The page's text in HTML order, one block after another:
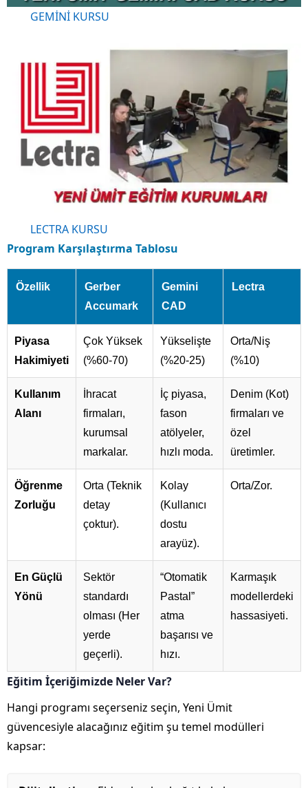
GEMİNİ KURSU
LECTRA KURSU
Program Karşılaştırma Tablosu
Özellik
Gerber
Accumark
Gemini
CAD
Lectra
Piyasa
Hakimiyeti
Çok Yüksek
(%60-70)
Yükselişte
(%20-25)
Orta/Niş
(%10)
Kullanım
Alanı
İhracat
firmaları,
kurumsal
markalar.
İç piyasa,
fason
atölyeler,
hızlı moda.
Denim (Kot)
firmaları ve
özel
üretimler.
Öğrenme
Zorluğu
Orta (Teknik
detay
çoktur).
Kolay
(Kullanıcı
dostu
arayüz).
Orta/Zor.
En Güçlü
Yönü
Sektör
standardı
olması (Her
yerde
geçerli).
“Otomatik
Pastal”
atma
başarısı ve
hızı.
Karmaşık
modellerdeki
hassasiyeti.
Eğitim İçeriğimizde Neler Var?
Hangi programı seçerseniz seçin, Yeni Ümit
güvencesiyle alacağınız eğitim şu temel modülleri
kapsar: